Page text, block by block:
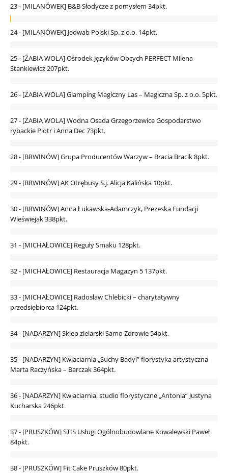
23 - [MILANÓWEK] B&B Słodycze z pomysłem 34pkt.
24 - [MILANÓWEK] Jedwab Polski Sp. z o.o. 14pkt.
25 - [ŻABIA WOLA] Ośrodek Języków Obcych PERFECT Milena
Stankiewicz207pkt.
26 - [ŻABIA WOLA] Glamping Magiczny Las – Magiczna Sp. z o.o. 5pkt.
27 - [ŻABIA WOLA] Wodna Osada Grzegorzewice Gospodarstwo
rybackie Piotr i Anna Dec73pkt.
28 - [BRWINÓW] Grupa Producentów Warzyw – Bracia Bracik8pkt.
29 - [BRWINÓW] AK Otrębusy S.j. Alicja Kalińska 10pkt.
30 - [BRWINÓW] Anna Łukawska-Adamczyk, Prezeska Fundacji
Wieświejak338pkt.
31 - [MICHAŁOWICE] Reguły Smaku 128pkt.
32 - [MICHAŁOWICE] Restauracja Magazyn 5 137pkt.
33 - [MICHAŁOWICE] Radosław Chlebicki – charytatywny
przedsiębiorca 124pkt.
34 - [NADARZYN] Sklep zielarski Samo Zdrowie 54pkt.
35 - [NADARZYN] Kwiaciarnia „Suchy Badyl” florystyka artystyczna
Marta Raczyńska – Barczak364pkt.
36 - [NADARZYN] Kwiaciarnia, studio florystyczne „Antonia” Justyna
Kucharska246pkt.
37 - [PRUSZKÓW] STIS Usługi Ogólnobudowlane Kowalewski Paweł
84pkt.
38 - [PRUSZKÓW] Fit Cake Pruszków80pkt.